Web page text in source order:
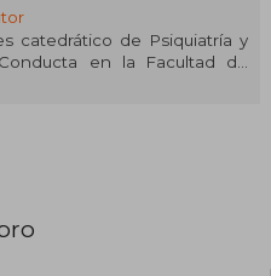
catedrático de Psiquiatría y
en la Facultad de
de Stanford y ha
y del cual se han editado más